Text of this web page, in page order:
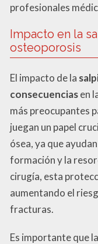
profesionales
Impacto en la
osteoporosis
El impacto de la
consecuenciasen
más preocupantes
juegan un papel
ósea, ya que
formación y la
cirugía, esta
aumentando el
fracturas.
Es importante que